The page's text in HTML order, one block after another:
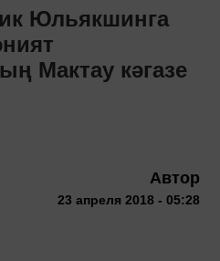
Юльякшинга
Мактау кәгазе
Автор
23 апреля 2018 - 05:28